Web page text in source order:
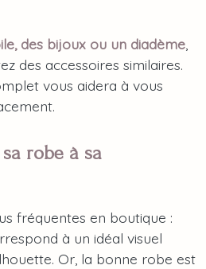
des bijoux ou un diadème
des accessoires similaires.
vous aidera à vous
robe à sa
fréquentes en boutique :
à un idéal visuel
Or, la bonne robe est